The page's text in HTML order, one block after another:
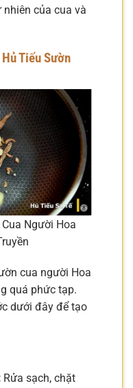
của cua và
Tiếu Sườn
Người Hoa
cua người Hoa
quá phức tạp.
dưới đây để tạo
Rửa sạch, chặt